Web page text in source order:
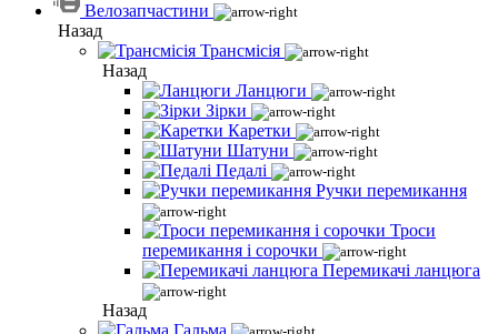
Велозапчастини
Назад
Трансмісія
Назад
Ланцюги
Зірки
Каретки
Шатуни
Педалі
Ручки перемикання
Троси
перемикання і сорочки
Перемикачі ланцюга
Назад
Гальма